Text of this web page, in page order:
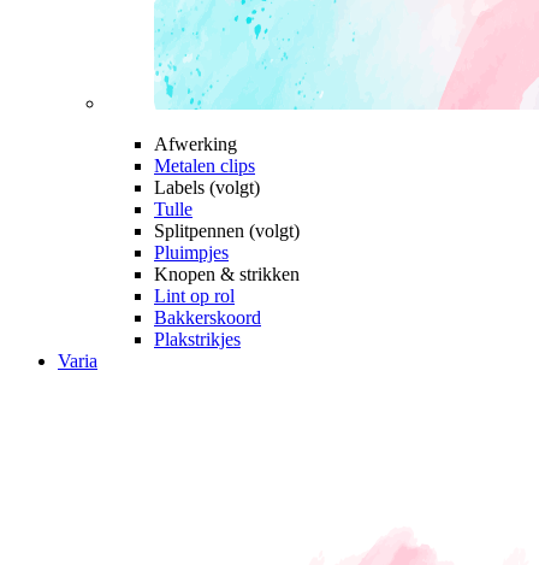
Afwerking
Metalen clips
Labels (volgt)
Tulle
Splitpennen (volgt)
Pluimpjes
Knopen & strikken
Lint op rol
Bakkerskoord
Plakstrikjes
Varia